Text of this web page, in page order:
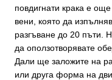
повдигнати крака е
вени, която да
разгъване до 20 пъти.
да оползотворявате
Дали ще заложите на
или друга форма на